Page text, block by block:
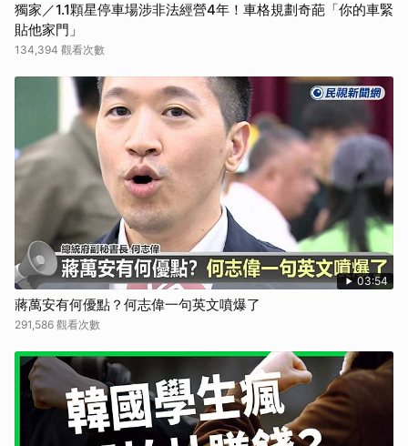
獨家／1.1顆星停車場涉非法經營4年！車格規劃奇葩「你的車緊
貼他家門」
134,394 觀看次數
03:54
蔣萬安有何優點？何志偉一句英文噴爆了
291,586 觀看次數